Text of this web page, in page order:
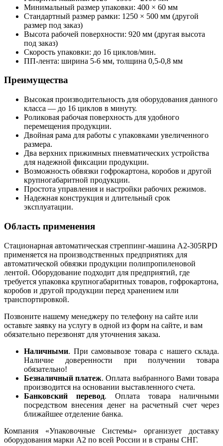
Минимальный размер упаковки: 400 × 60 мм
Стандартный размер рамки: 1250 × 500 мм (другой
размер под заказ)
Высота рабочей поверхности: 920 мм (другая высота
под заказ)
Скорость упаковки: до 16 циклов/мин.
ПП-лента: ширина 5-6 мм, толщина 0,5-0,8 мм
Преимущества
Высокая производительность для оборудования данного
класса — до 16 циклов в минуту.
Роликовая рабочая поверхность для удобного
перемещения продукции.
Двойная рама для работы с упаковками увеличенного
размера.
Два верхних прижимных пневматических устройства
для надежной фиксации продукции.
Возможность обвязки гофрокартона, коробов и другой
крупногабаритной продукции.
Простота управления и настройки рабочих режимов.
Надежная конструкция и длительный срок
эксплуатации.
Область применения
Стационарная автоматическая стреппинг-машина A2-305RPD
применяется на производственных предприятиях для
автоматической обвязки продукции полипропиленовой
лентой. Оборудование подходит для предприятий, где
требуется упаковка крупногабаритных товаров, гофрокартона,
коробов и другой продукции перед хранением или
транспортировкой.
Позвоните нашему менеджеру по телефону на сайте или
оставьте заявку на услугу в одной из форм на сайте, и вам
обязательно перезвонят для уточнения заказа.
Наличными. При самовывозе товара с нашего склада.
Наличие доверенности при получении товара
обязательно!
Безналичный платеж. Оплата выбранного Вами товара
производится на основании выставленного счета.
Банковский перевод. Оплата товара наличными
посредством внесения денег на расчетный счет через
ближайшее отделение банка.
Компания «Упаковочные Системы» организует доставку
оборудования марки А2 по всей России и в страны СНГ.